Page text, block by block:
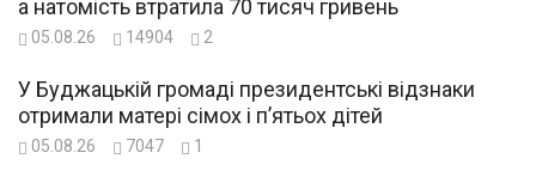
а натомість втратила 70 тисяч гривень
05.08.26 14904 2
У Буджацькій громаді президентські відзнаки
отримали матері сімох і п’ятьох дітей
05.08.26 7047 1